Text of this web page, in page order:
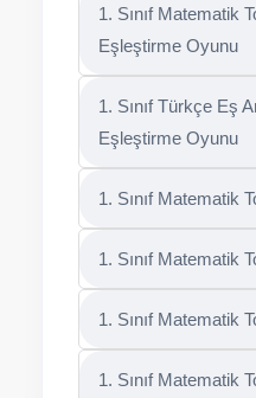
1. Sınıf Matematik
Eşleştirme Oyunu
1. Sınıf Türkçe Eş
Eşleştirme Oyunu
1. Sınıf Matematik
1. Sınıf Matematik
1. Sınıf Matematik
1. Sınıf Matematik